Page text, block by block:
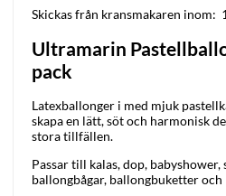
Skickas från kransmakaren inom:
Ultramarin
pack
Latexballonger i med mjuk
skapa en lätt, söt och harmonisk
stora tillfällen.
Passar till kalas, dop,
ballongbågar, ballongbuketter och